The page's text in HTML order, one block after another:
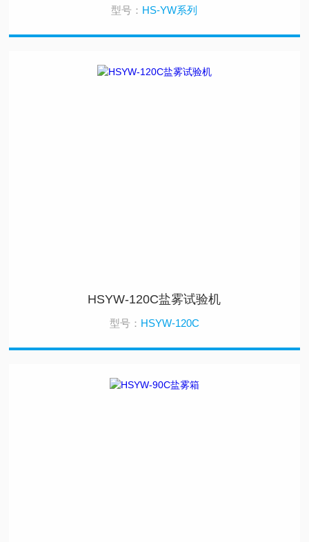
型号： HS-YW系列
HSYW-120C盐雾试验机
型号： HSYW-120C